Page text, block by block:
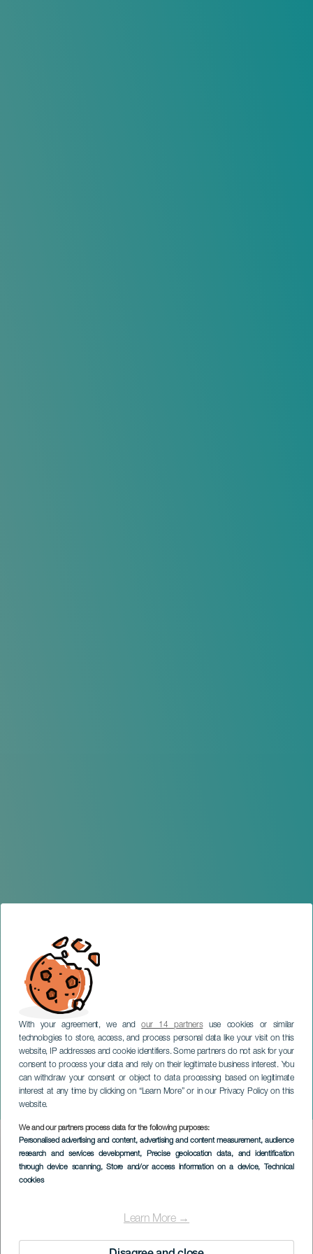
With your agreement, we andour 14 partnersuse cookies or similar
technologies to store, access, and process personal data like your visit on this
website, IP addresses and cookie identifiers. Some partners do not ask for your
consent to process your data and rely on their legitimate business interest. You
can withdraw your consent or object to data processing based on legitimate
interest at any time by clicking on “Learn More” or in our Privacy Policy on this
website.
We and our partners process data for the following purposes:
Personalised advertising and content, advertising and content measurement, audience
research and services development, Precise geolocation data, and identification
through device scanning, Store and/or access information on a device, Technical
cookies
Learn More →
Carlos Baute in concerto
TENERIFE
Imagen
Listado